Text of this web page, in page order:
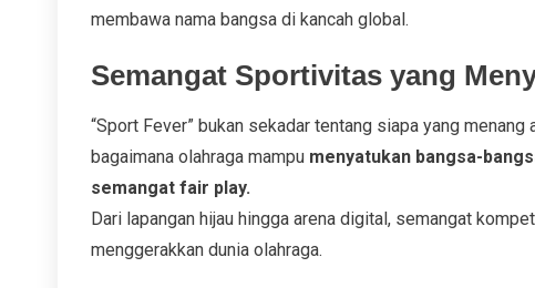
membawa nama bangsa di kancah global.
Semangat Sportivitas yang
“Sport Fever” bukan sekadar tentang siapa yang
bagaimana olahraga mampu menyatukan bangsa-
semangat fair play.
Dari lapangan hijau hingga arena digital, semangat
menggerakkan dunia olahraga.